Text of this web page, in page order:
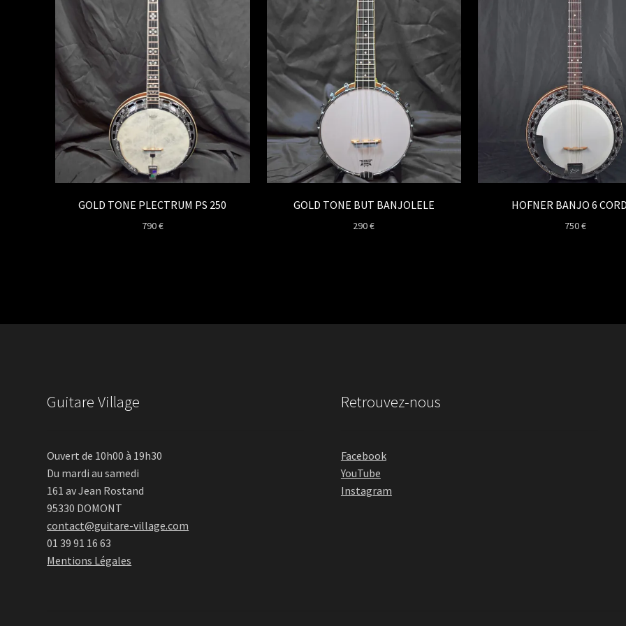
GOLD TONE PLECTRUM PS 250
790€
GOLD TONE BUT BANJOLELE
290€
HOFNER BANJO 6
750€
Guitare Village
Ouvert de 10h00 à 19h30
Du mardi au samedi
161 av Jean Rostand
95330 DOMONT
contact@guitare-village.com
01 39 91 16 63
Mentions Légales
Retrouvez-nous
Facebook
YouTube
Instagram